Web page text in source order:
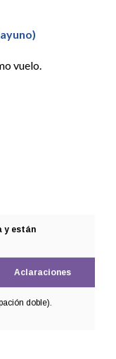
vuelo.
y están
Aclaraciones
doble).